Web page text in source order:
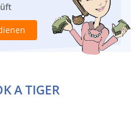
A TIGER